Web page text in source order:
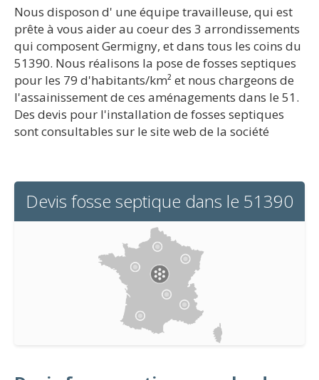
Nous disposon d' une équipe travailleuse, qui est
prête à vous aider au coeur des 3 arrondissements
qui composent Germigny, et dans tous les coins du
51390. Nous réalisons la pose de fosses septiques
pour les 79 d'habitants/km² et nous chargeons de
l'assainissement de ces aménagements dans le 51.
Des devis pour l'installation de fosses septiques
sont consultables sur le site web de la société
Devis fosse septique dans le 51390